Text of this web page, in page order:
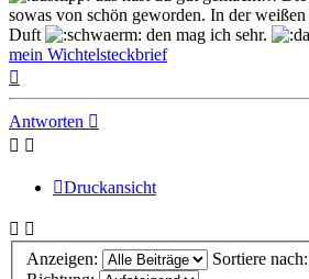
sowas von schön geworden. In der
Duft
den mag ich sehr.
mein Wichtelsteckbrief
Antworten
Druckansicht
Anzeigen:
Sortiere nach: